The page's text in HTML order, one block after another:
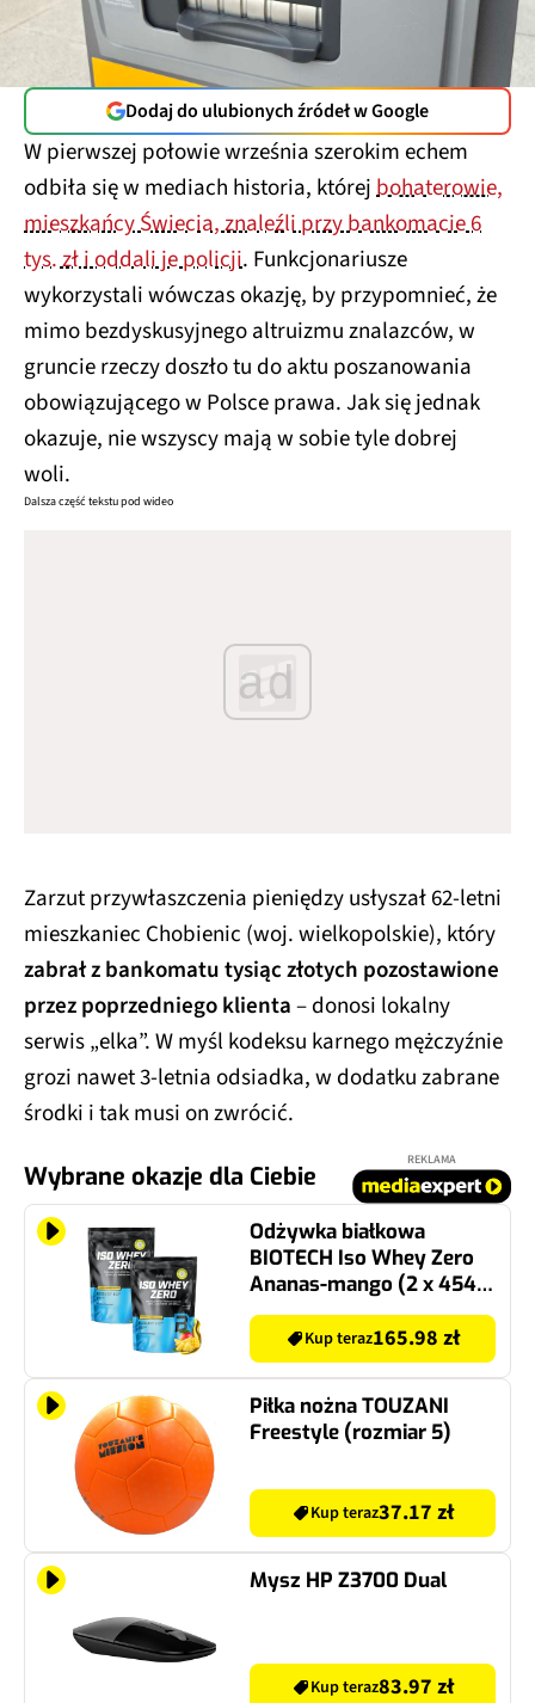
Dodaj do ulubionych źródeł w Google
W pierwszej połowie września szerokim echem
odbiła się w mediach historia, którejbohaterowie,
mieszkańcy Świecia, znaleźli przy bankomacie 6
tys. zł i oddali je policji. Funkcjonariusze
wykorzystali wówczas okazję, by przypomnieć, że
mimo bezdyskusyjnego altruizmu znalazców, w
gruncie rzeczy doszło tu do aktu poszanowania
obowiązującego w Polsce prawa. Jak się jednak
okazuje, nie wszyscy mają w sobie tyle dobrej
woli.
Dalsza część tekstu pod wideo
ad
Zarzut przywłaszczenia pieniędzy usłyszał 62-letni
mieszkaniec Chobienic (woj. wielkopolskie), który
zabrał z bankomatu tysiąc złotych pozostawione
przez poprzedniego klienta– donosi lokalny
serwis „elka”. W myśl kodeksu karnego mężczyźnie
grozi nawet 3-letnia odsiadka, w dodatku zabrane
środki i tak musi on zwrócić.
Wybrane okazje dla Ciebie
REKLAMA
Odżywka białkowa
BIOTECH Iso Whey Zero
Ananas-mango (2 x 454
g) Bez cukru
Kup teraz165.98 zł
Piłka nożna TOUZANI
Freestyle (rozmiar 5)
Kup teraz37.17 zł
Mysz HP Z3700 Dual
Kup teraz83.97 zł